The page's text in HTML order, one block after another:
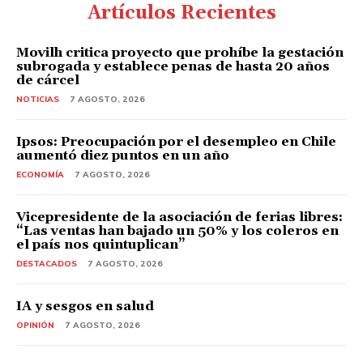
Artículos Recientes
Movilh critica proyecto que prohíbe la gestación
subrogada y establece penas de hasta 20 años
de cárcel
NOTICIAS 7 AGOSTO, 2026
Ipsos: Preocupación por el desempleo en Chile
aumentó diez puntos en un año
ECONOMÍA 7 AGOSTO, 2026
Vicepresidente de la asociación de ferias libres:
“Las ventas han bajado un 50% y los coleros en
el país nos quintuplican”
DESTACADOS 7 AGOSTO, 2026
IA y sesgos en salud
OPINIÓN 7 AGOSTO, 2026